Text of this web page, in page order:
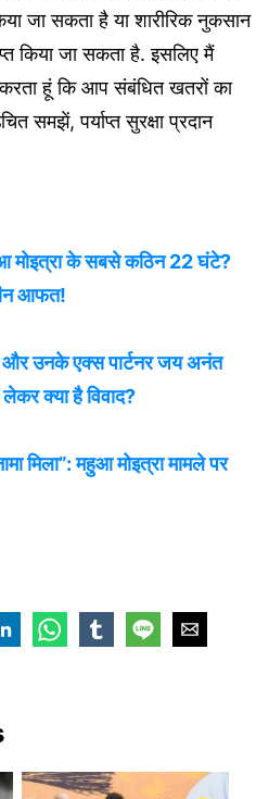
जा सकता है या शारीरिक नुकसान
किया जा सकता है. इसलिए मैं
हूं कि आप संबंधित खतरों का
पर्याप्त सुरक्षा प्रदान
के सबसे कठिन 22 घंटे?
आफत!
उनके एक्स पार्टनर जय अनंत
क्या है विवाद?
मिला”: महुआ मोइत्रा मामले पर